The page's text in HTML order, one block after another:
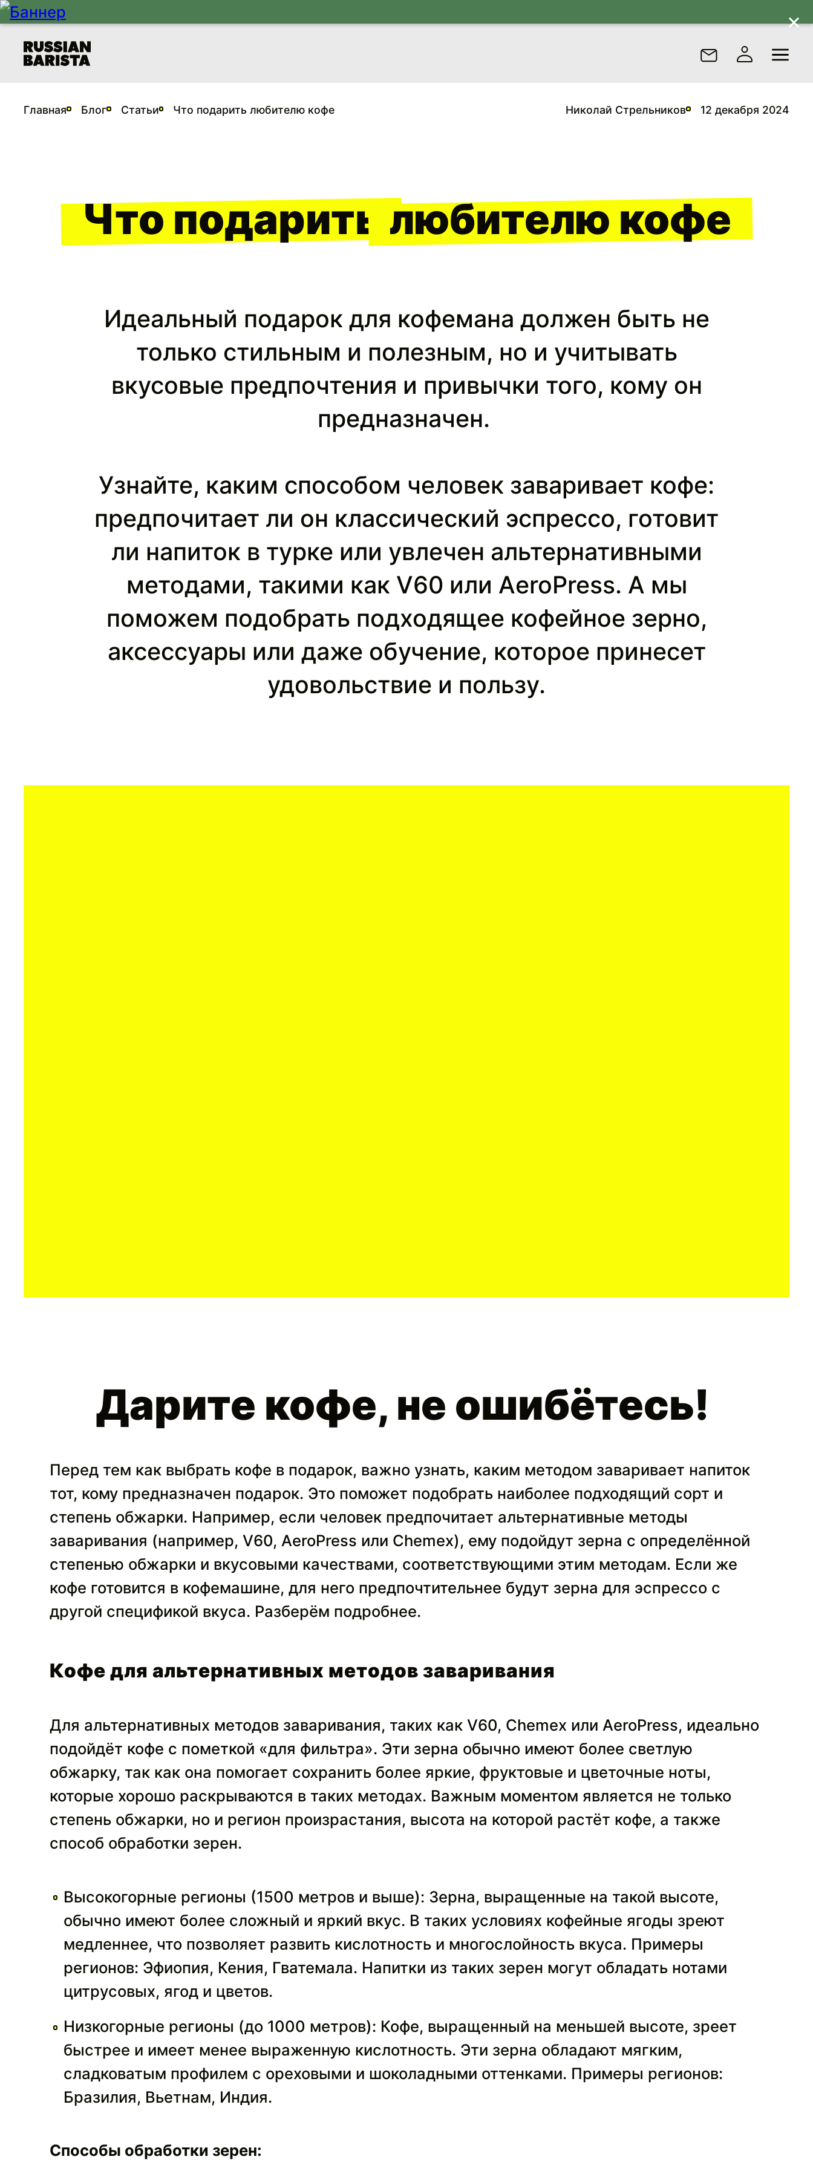
Главная Блог Статьи Что подарить любителю кофе Николай Стрельников 12 декабря 2024
Что подарить любителю кофе
Идеальный подарок для кофемана должен быть не
только стильным и полезным, но и учитывать
вкусовые предпочтения и привычки того, кому он
предназначен.
Узнайте, каким способом человек заваривает кофе:
предпочитает ли он классический эспрессо, готовит
ли напиток в турке или увлечен альтернативными
методами, такими как V60 или AeroPress. А мы
поможем подобрать подходящее кофейное зерно,
аксессуары или даже обучение, которое принесет
удовольствие и пользу.
Дарите кофе, не ошибётесь!
Перед тем как выбрать кофе в подарок, важно узнать, каким методом заваривает напиток
тот, кому предназначен подарок. Это поможет подобрать наиболее подходящий сорт и
степень обжарки. Например, если человек предпочитает альтернативные методы
заваривания (например, V60, AeroPress или Chemex), ему подойдут зерна с определённой
степенью обжарки и вкусовыми качествами, соответствующими этим методам. Если же
кофе готовится в кофемашине, для него предпочтительнее будут зерна для эспрессо с
другой спецификой вкуса. Разберём подробнее.
Кофе для альтернативных методов заваривания
Для альтернативных методов заваривания, таких как V60, Chemex или AeroPress, идеально
подойдёт кофе с пометкой «для фильтра». Эти зерна обычно имеют более светлую
обжарку, так как она помогает сохранить более яркие, фруктовые и цветочные ноты,
которые хорошо раскрываются в таких методах. Важным моментом является не только
степень обжарки, но и регион произрастания, высота на которой растёт кофе, а также
способ обработки зерен.
Высокогорные регионы (1500 метров и выше): Зерна, выращенные на такой высоте,
обычно имеют более сложный и яркий вкус. В таких условиях кофейные ягоды зреют
медленнее, что позволяет развить кислотность и многослойность вкуса. Примеры
регионов: Эфиопия, Кения, Гватемала. Напитки из таких зерен могут обладать нотами
цитрусовых, ягод и цветов.
Низкогорные регионы (до 1000 метров): Кофе, выращенный на меньшей высоте, зреет
быстрее и имеет менее выраженную кислотность. Эти зерна обладают мягким,
сладковатым профилем с ореховыми и шоколадными оттенками. Примеры регионов:
Бразилия, Вьетнам, Индия.
Способы обработки зерен: